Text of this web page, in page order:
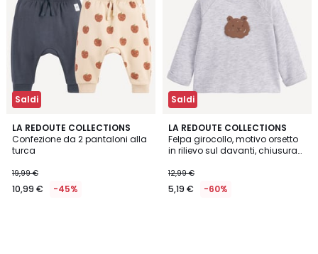
Saldi
LA REDOUTE COLLECTIONS
Confezione da 2 pantaloni alla
turca
19,99 €
10,99 € -45%
Saldi
LA REDOUTE COLLECTIONS
Felpa girocollo, motivo orsetto
in rilievo sul davanti, chiusura
12,99 €
5,19 € -60%